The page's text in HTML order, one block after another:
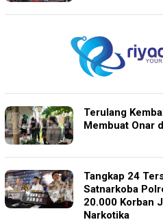
Terulang
Membuat Onar
Tangkap 24
Satnarkoba
20.000 Korban
Narkotika